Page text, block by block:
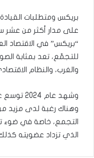
بريكس ومتطلبات القيادة
على مدار أكثر من عشر
“بريكس” في الاقتصاد
للتجمّع، تعد بمثابة
والغرب، والنظام
وشهد
وهناك رغبة لدى مزيد
التجمع، خاصة في ضوء
الذي تزداد عضويته